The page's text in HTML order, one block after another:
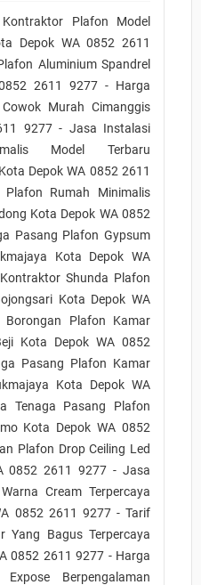
Plafon Model
Depok WA 0852 2611
Aluminium Spandrel
2611 9277 - Harga
Murah Cimanggis
9277 - Jasa Instalasi
Model Terbaru
Depok WA 0852 2611
Rumah Minimalis
Kota Depok WA 0852
Pasang Plafon Gypsum
Kota Depok WA
Shunda Plafon
Kota Depok WA
Plafon Kamar
Kota Depok WA 0852
Pasang Plafon Kamar
Kota Depok WA
Tenaga Pasang Plafon
Kota Depok WA 0852
Plafon Drop Ceiling Led
0852 2611 9277 - Jasa
Cream Terpercaya
0852 2611 9277 - Tarif
Yang Bagus Terpercaya
0852 2611 9277 - Harga
Berpengalaman